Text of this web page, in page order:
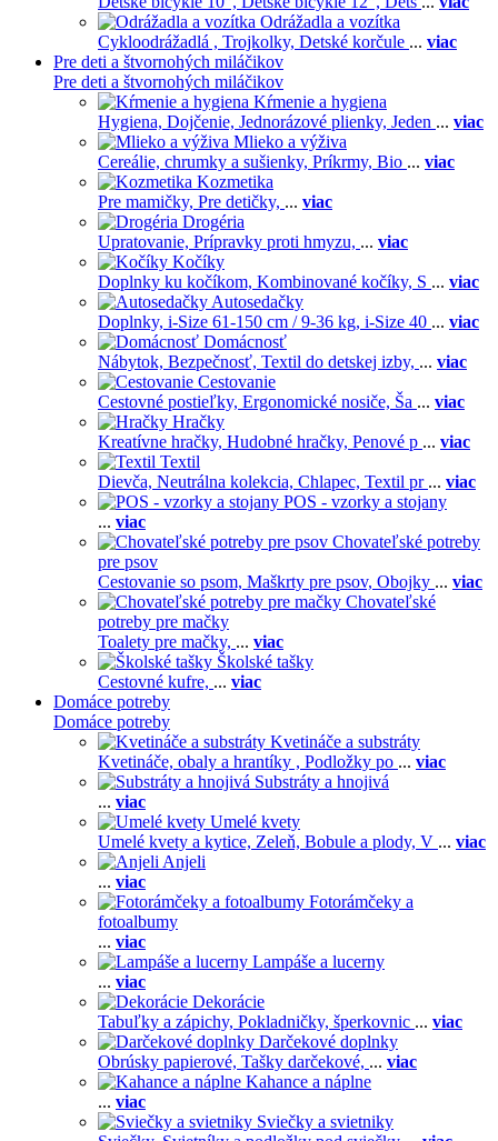
Odrážadla a vozítka
Cykloodrážadlá , Trojkolky, Detské korčule ... viac
Pre deti a štvornohých miláčikov
Pre deti a štvornohých miláčikov
Kŕmenie a hygiena
Hygiena, Dojčenie, Jednorázové plienky, Jeden ... viac
Mlieko a výživa
Cereálie, chrumky a sušienky, Príkrmy, Bio ... viac
Kozmetika
Pre mamičky, Pre detičky, ... viac
Drogéria
Upratovanie, Prípravky proti hmyzu, ... viac
Kočíky
Doplnky ku kočíkom, Kombinované kočíky, S ... viac
Autosedačky
Doplnky, i-Size 61-150 cm / 9-36 kg, i-Size 40 ... viac
Domácnosť
Nábytok, Bezpečnosť, Textil do detskej izby, ... viac
Cestovanie
Cestovné postieľky, Ergonomické nosiče, Ša ... viac
Hračky
Kreatívne hračky, Hudobné hračky, Penové p ... viac
Textil
Dievča, Neutrálna kolekcia, Chlapec, Textil pr ... viac
POS - vzorky a stojany
... viac
Chovateľské potreby
pre psov
Cestovanie so psom, Maškrty pre psov, Obojky ... viac
Chovateľské
potreby pre mačky
Toalety pre mačky, ... viac
Školské tašky
Cestovné kufre, ... viac
Domáce potreby
Domáce potreby
Kvetináče a substráty
Kvetináče, obaly a hrantíky , Podložky po ... viac
Substráty a hnojivá
... viac
Umelé kvety
Umelé kvety a kytice, Zeleň, Bobule a plody, V ... viac
Anjeli
... viac
Fotorámčeky a
fotoalbumy
... viac
Lampáše a lucerny
... viac
Dekorácie
Tabuľky a zápichy, Pokladničky, šperkovnic ... viac
Darčekové doplnky
Obrúsky papierové, Tašky darčekové, ... viac
Kahance a náplne
... viac
Sviečky a svietniky